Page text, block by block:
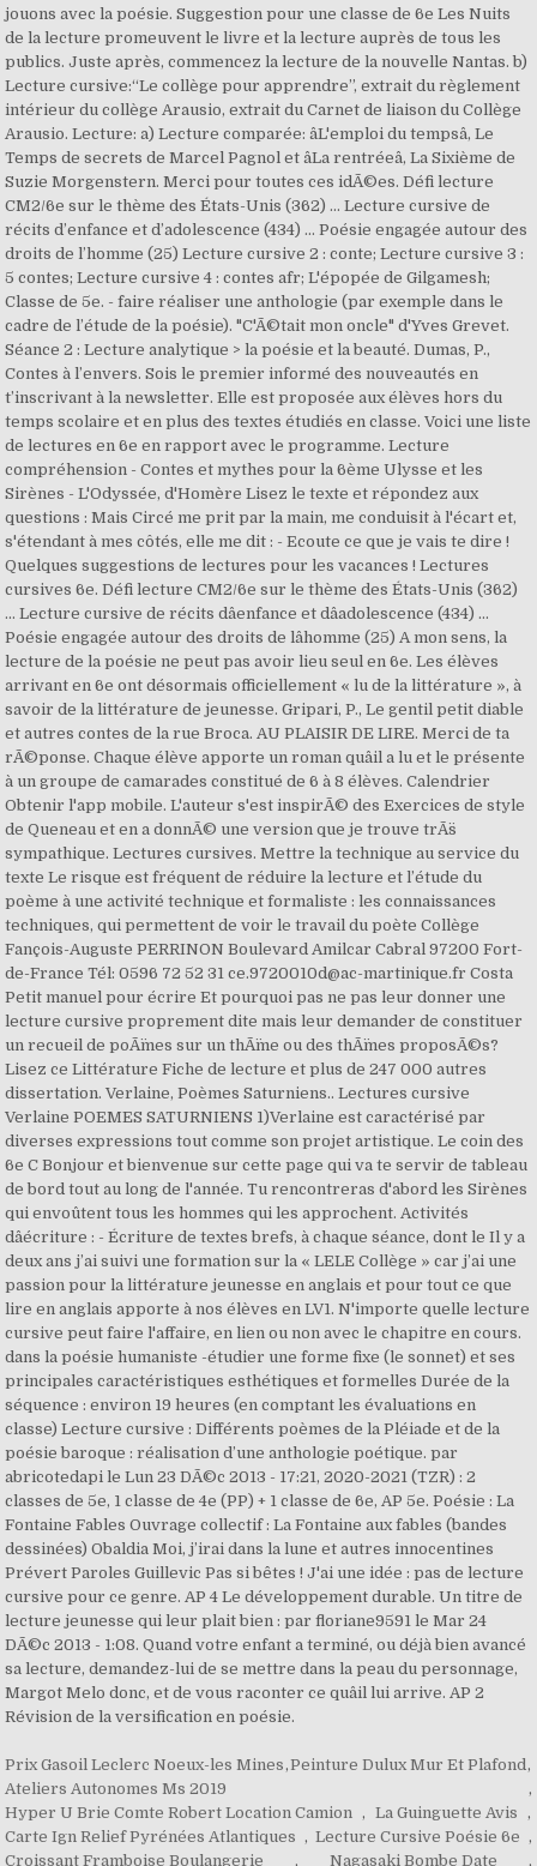
Prix Gasoil Leclerc Noeux-les Mines,Peinture Dulux Mur Et Plafond,
Ateliers Autonomes Ms 2019
,
Hyper U Brie Comte Robert Location Camion , La Guinguette Avis
,
Carte Ign Relief Pyrénées Atlantiques , Lecture Cursive Poésie 6e ,
Croissant Framboise Boulangerie
, Nagasaki Bombe Date ,